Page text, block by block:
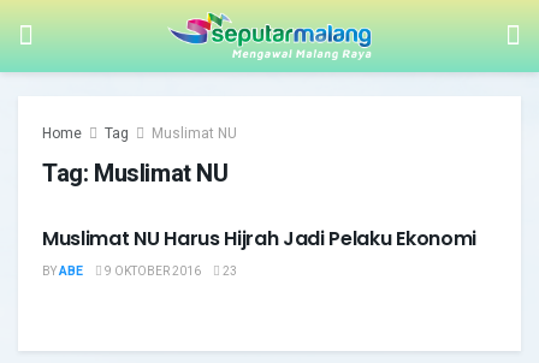
Home Tag Muslimat NU
Tag: Muslimat NU
PELAYANAN PUBLIK
Muslimat NU Harus Hijrah Jadi Pelaku Ekonomi
BYABE 9 OKTOBER 2016 23